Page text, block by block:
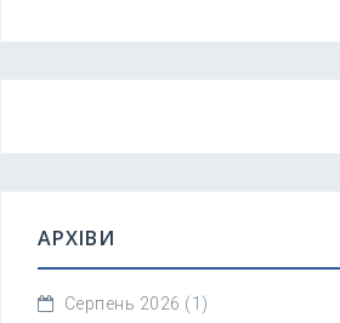
АРХІВИ
Серпень 2026 (1)